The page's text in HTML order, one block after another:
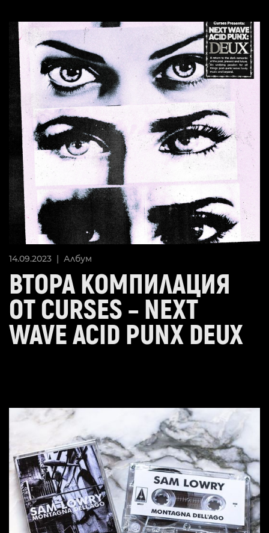
14.09.2023 | Албум
ВТОРА КОМПИЛАЦИЯ
ОТ CURSES – NEXT
WAVE ACID PUNX DEUX